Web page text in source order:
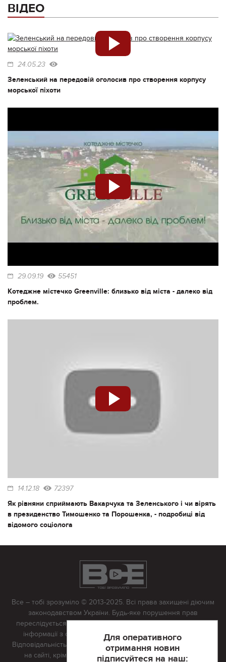
ВІДЕО
24.05.23
Зеленський на передовій оголосив про створення корпусу
морської піхоти
29.09.19 55451
Котеджне містечко Greenville: близько від міста - далеко від
проблем.
14.12.18 72397
Як рівняни сприймають Вакарчука та Зеленського і чи вірять
в президенство Тимошенко та Порошенка, - подробиці від
відомого соціолога
Для оперативного
отримання новин
підписуйтеся на наш:
Все – тобі зрозуміло © 2013-2025. Всі права захищені діючим
законодавством України. Будь-яке порушення прав
переслідується в судовому порядку. Будь-яке відтворення
інформації з сайту тільки з письмово дозволу редакції.
Відповідальність за достовірність усіх матеріалів, розміщених
на сайті, крім матеріалів, які містять посилання на інші